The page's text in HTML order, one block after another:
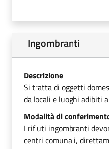
Ingombranti
Descrizione
Si tratta di oggetti
da locali e luoghi adibiti
Modalità di
I rifiuti ingombranti
centri comunali,